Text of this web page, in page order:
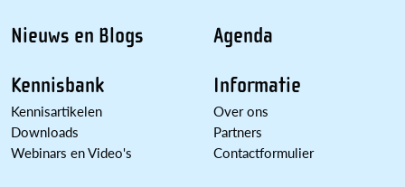
Nieuws en Blogs
Kennisbank
Kennisartikelen
Downloads
Webinars en Video's
Agenda
Informatie
Over ons
Partners
Contactformulier